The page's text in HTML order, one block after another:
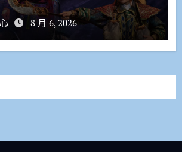
8 月 6, 2026